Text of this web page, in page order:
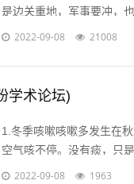
是边关重地，军事要冲，
与游牧民族互相争夺的要
2022-09-08 21008
学术论坛)
1.冬季咳嗽咳嗽多发生在
空气咳不停。没有痰，只
上鸡蛋，搅匀。用香油来
2022-09-08 1963